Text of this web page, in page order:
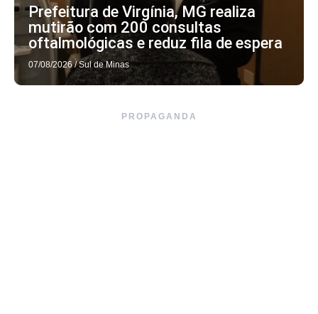
Prefeitura de Virgínia, MG realiza
mutirão com 200 consultas
oftalmológicas e reduz fila de espera
07/08/2026 / Sul de Minas
PROPAGANDA